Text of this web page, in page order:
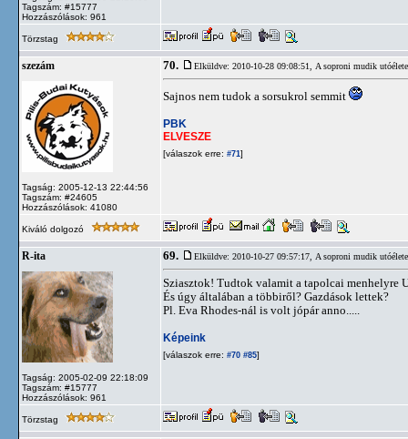
Tagszám: #15777
Hozzászólások: 961
Törzstag
szezám
Tagság: 2005-12-13 22:44:56
Tagszám: #24605
Hozzászólások: 41080
70. Elküldve: 2010-10-28 09:08:51, A soproni mudik utóélete
Sajnos nem tudok a sorsukrol semmit
PBK
ELVESZE
[válaszok erre: #71]
Kiváló dolgozó
R-ita
Tagság: 2005-02-09 22:18:09
Tagszám: #15777
Hozzászólások: 961
69. Elküldve: 2010-10-27 09:57:17, A soproni mudik utóélete
Sziasztok! Tudtok valamit a tapolcai menhelyre
És úgy általában a többiről? Gazdások lettek?
Pl. Eva Rhodes-nál is volt jópár anno.....
Képeink
[válaszok erre: #70 #85]
Törzstag